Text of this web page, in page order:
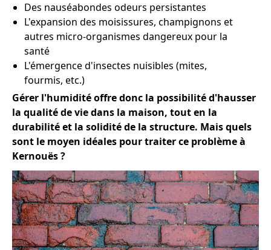
Des nauséabondes odeurs persistantes
L'expansion des moisissures, champignons et
autres micro-organismes dangereux pour la
santé
L'émergence d'insectes nuisibles (mites,
fourmis, etc.)
Gérer l'humidité offre donc la possibilité d'hausser
la qualité de vie dans la maison, tout en la
durabilité et la solidité de la structure. Mais quels
sont le moyen idéales pour traiter ce problème à
Kernouës ?